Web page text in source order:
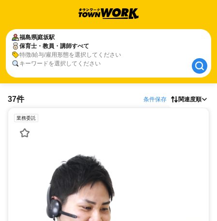
福島県庭坂駅
保育士・教員・講師すべて
特徴/給与/雇用形態を選択してください
キーワードを選択してください
福島県庭坂駅
保育士・教員・講師すべて
37件 条件保存 関連度順
業務委託